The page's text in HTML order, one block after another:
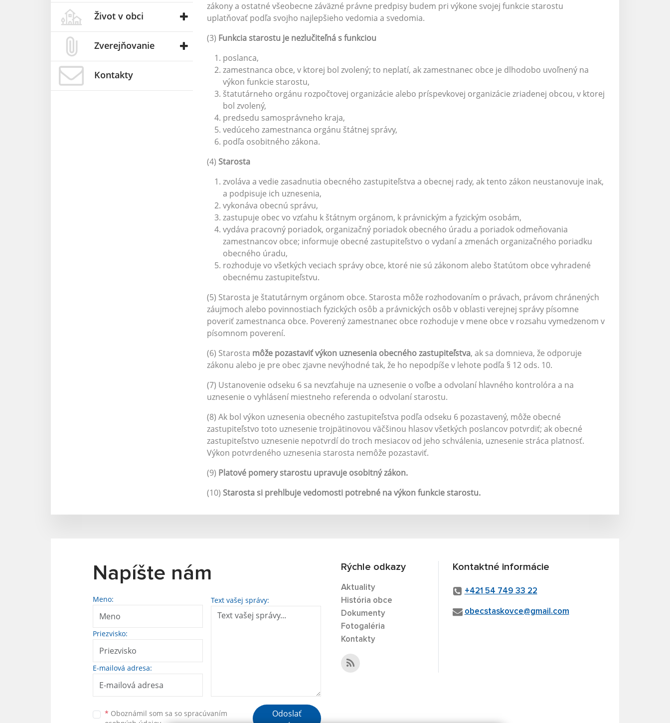
Život v obci
Zverejňovanie
Kontakty
zákony a ostatné všeobecne záväzné právne predpisy budem pri výkone svojej funkcie starostu
uplatňovať podľa svojho najlepšieho vedomia a svedomia.
(3) Funkcia starostu je nezlučiteľná s funkciou
poslanca,
zamestnanca obce, v ktorej bol zvolený; to neplatí, ak zamestnanec obce je dlhodobo uvoľnený na
výkon funkcie starostu,
štatutárneho orgánu rozpočtovej organizácie alebo príspevkovej organizácie zriadenej obcou, v ktorej
bol zvolený,
predsedu samosprávneho kraja,
vedúceho zamestnanca orgánu štátnej správy,
podľa osobitného zákona.
(4) Starosta
zvoláva a vedie zasadnutia obecného zastupiteľstva a obecnej rady, ak tento zákon neustanovuje inak,
a podpisuje ich uznesenia,
vykonáva obecnú správu,
zastupuje obec vo vzťahu k štátnym orgánom, k právnickým a fyzickým osobám,
vydáva pracovný poriadok, organizačný poriadok obecného úradu a poriadok odmeňovania
zamestnancov obce; informuje obecné zastupiteľstvo o vydaní a zmenách organizačného poriadku
obecného úradu,
rozhoduje vo všetkých veciach správy obce, ktoré nie sú zákonom alebo štatútom obce vyhradené
obecnému zastupiteľstvu.
(5) Starosta je štatutárnym orgánom obce. Starosta môže rozhodovaním o právach, právom chránených
záujmoch alebo povinnostiach fyzických osôb a právnických osôb v oblasti verejnej správy písomne
poveriť zamestnanca obce. Poverený zamestnanec obce rozhoduje v mene obce v rozsahu vymedzenom v
písomnom poverení.
(6) Starosta môže pozastaviť výkon uznesenia obecného zastupiteľstva, ak sa domnieva, že odporuje
zákonu alebo je pre obec zjavne nevýhodné tak, že ho nepodpíše v lehote podľa § 12 ods. 10.
(7) Ustanovenie odseku 6 sa nevzťahuje na uznesenie o voľbe a odvolaní hlavného kontrolóra a na
uznesenie o vyhlásení miestneho referenda o odvolaní starostu.
(8) Ak bol výkon uznesenia obecného zastupiteľstva podľa odseku 6 pozastavený, môže obecné
zastupiteľstvo toto uznesenie trojpätinovou väčšinou hlasov všetkých poslancov potvrdiť; ak obecné
zastupiteľstvo uznesenie nepotvrdí do troch mesiacov od jeho schválenia, uznesenie stráca platnosť.
Výkon potvrdeného uznesenia starosta nemôže pozastaviť.
(9) Platové pomery starostu upravuje osobitný zákon.
(10) Starosta si prehlbuje vedomosti potrebné na výkon funkcie starostu.
Napíšte nám
Meno:
Priezvisko:
E-mailová adresa:
Text vašej správy:
* Oboznámil som sa so spracúvaním
Odoslať
Rýchle odkazy
Aktuality
História obce
Dokumenty
Fotogaléria
Kontakty
Kontaktné informácie
+421 54 749 33 22
obecstaskovce@gmail.com